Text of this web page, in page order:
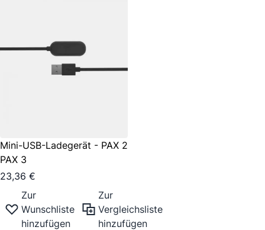
Mini-USB-Ladegerät - PAX 2
PAX 3
23,36 €
Zur
Wunschliste
hinzufügen
Zur
Vergleichsliste
hinzufügen